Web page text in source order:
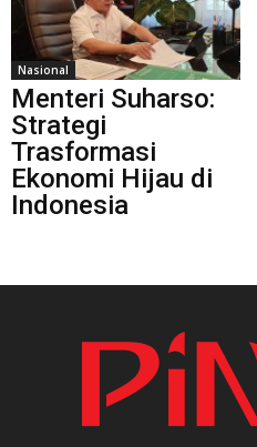
Nasional
Menteri Suharso:
Strategi
Trasformasi
Ekonomi Hijau di
Indonesia